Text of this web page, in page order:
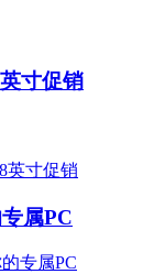
寸促销
属PC